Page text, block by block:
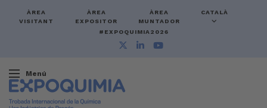
ÀREA
VISITANT
ÀREA
EXPOSITOR
ÀREA
MUNTADOR
CATALÀ
#EXPOQUIMIA2026
Menú